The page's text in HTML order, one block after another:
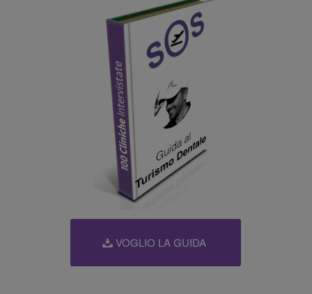
VOGLIO LA GUIDA